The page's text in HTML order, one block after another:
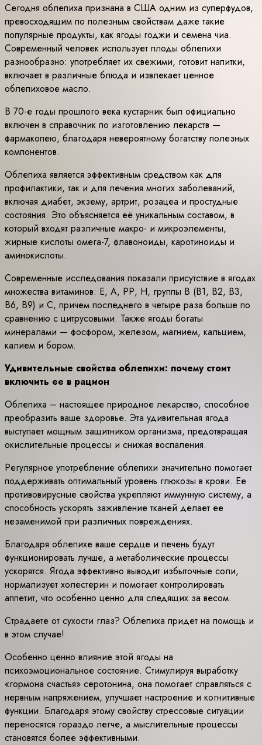
Сегодня облепиха признана в США одним из суперфудов,
превосходящим по полезным свойствам даже такие
популярные продукты, как ягоды годжи и семена чиа.
Современный человек использует плоды облепихи
разнообразно: употребляет их свежими, готовит напитки,
включает в различные блюда и извлекает ценное
облепиховое масло.
В 70-е годы прошлого века кустарник был официально
включен в справочник по изготовлению лекарств —
фармакопею, благодаря невероятному богатству полезных
компонентов.
Облепиха является эффективным средством как для
профилактики, так и для лечения многих заболеваний,
включая диабет, экзему, артрит, розацеа и простудные
состояния. Это объясняется её уникальным составом, в
который входят различные макро- и микроэлементы,
жирные кислоты омега-7, флавоноиды, каротиноиды и
аминокислоты.
Современные исследования показали присутствие в ягодах
множества витаминов: Е, А, РР, Н, группы В (В1, В2, В3,
В6, В9) и С, причем последнего в четыре раза больше по
сравнению с цитрусовыми. Также ягоды богаты
минералами — фосфором, железом, магнием, кальцием,
калием и бором.
Удивительные свойства облепихи: почему стоит
включить ее в рацион
Облепиха – настоящее природное лекарство, способное
преобразить ваше здоровье. Эта удивительная ягода
выступает мощным защитником организма, предотвращая
окислительные процессы и снижая воспаления.
Регулярное употребление облепихи значительно помогает
поддерживать оптимальный уровень глюкозы в крови. Ее
противовирусные свойства укрепляют иммунную систему, а
способность ускорять заживление тканей делает ее
незаменимой при различных повреждениях.
Благодаря облепихе ваше сердце и печень будут
функционировать лучше, а метаболические процессы
ускорятся. Ягода эффективно выводит избыточные соли,
нормализует холестерин и помогает контролировать
аппетит, что особенно ценно для следящих за весом.
Страдаете от сухости глаз? Облепиха придет на помощь и
в этом случае!
Особенно ценно влияние этой ягоды на
психоэмоциональное состояние. Стимулируя выработку
«гормона счастья» серотонина, она помогает справляться с
нервным напряжением, улучшает настроение и когнитивные
функции. Благодаря этому свойству стрессовые ситуации
переносятся гораздо легче, а мыслительные процессы
становятся более эффективными.